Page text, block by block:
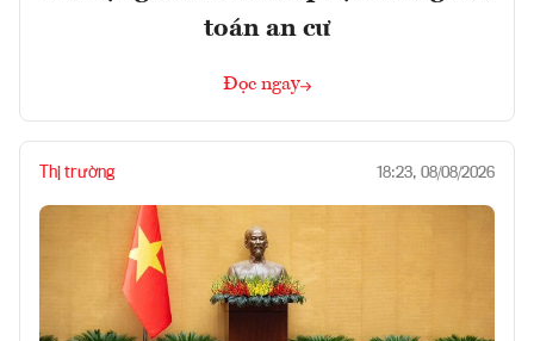
toán an cư
Đọc ngay
Thị trường 18:23, 08/08/2026